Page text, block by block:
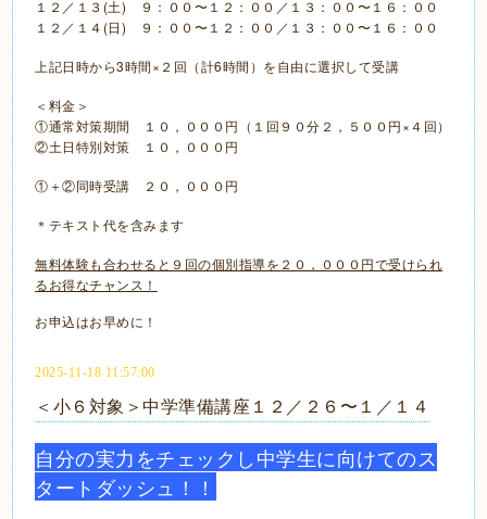
１２／１３(土) ９：００〜１２：００／１３：００〜１６：００
１２／１４(日) ９：００〜１２：００／１３：００〜１６：００
上記日時から3時間×２回（計6時間）を自由に選択して受講
＜料金＞
①通常対策期間 １０，０００円（１回９０分２，５００円×４回）
②土日特別対策 １０，０００円
①＋②同時受講 ２０，０００円
＊テキスト代を含みます
無料体験も合わせると９回の個別指導を２０，０００円で受けられ
るお得なチャンス！
お申込はお早めに！
2025-11-18 11:57:00
＜小６対象＞中学準備講座１２／２６〜１／１４
自分の実力をチェックし中学生に向けてのス
タートダッシュ！！